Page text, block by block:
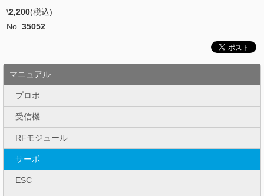
\2,200(税込)
No. 35052
マニュアル
プロポ
受信機
RFモジュール
サーボ
ESC